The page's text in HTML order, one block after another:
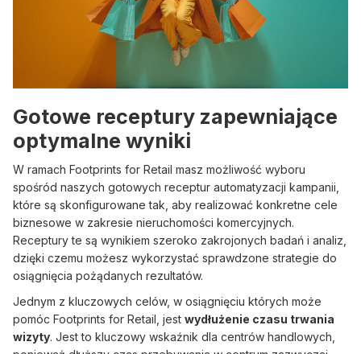
Gotowe receptury zapewniające
optymalne wyniki
W ramach Footprints for Retail masz możliwość wyboru
spośród naszych gotowych receptur automatyzacji kampanii,
które są skonfigurowane tak, aby realizować konkretne cele
biznesowe w zakresie nieruchomości komercyjnych.
Receptury te są wynikiem szeroko zakrojonych badań i analiz,
dzięki czemu możesz wykorzystać sprawdzone strategie do
osiągnięcia pożądanych rezultatów.
Jednym z kluczowych celów, w osiągnięciu których może
pomóc Footprints for Retail, jest wydłużenie czasu trwania
wizyty. Jest to kluczowy wskaźnik dla centrów handlowych,